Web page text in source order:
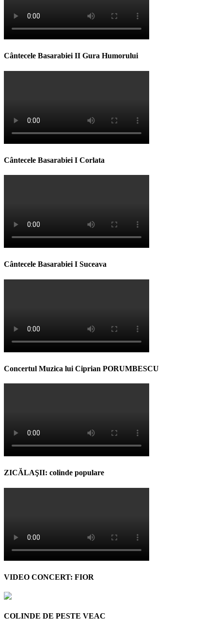
Cântecele Basarabiei II Gura Humorului
Cântecele Basarabiei I Corlata
Cântecele Basarabiei I Suceava
Concertul Muzica lui Ciprian PORUMBESCU
ZICĂLAŞII: colinde populare
VIDEO CONCERT: FIOR
COLINDE DE PESTE VEAC